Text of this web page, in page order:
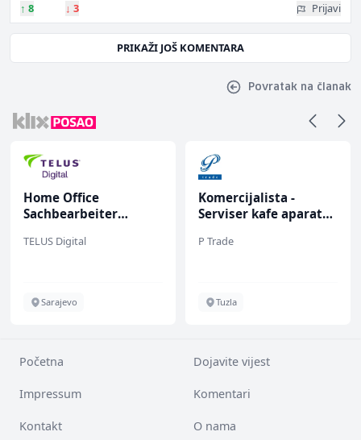
↑ 8 ↓ 3 Prijavi
PRIKAŽI JOŠ KOMENTARA
Povratak na članak
Home Office
Sachbearbeiter
bekannten deutschen
TELUS Digital
Sarajevo
Komercijalista -
Serviser kafe aparata
P Trade
Tuzla
Početna Dojavite vijest
Impressum Komentari
Kontakt O nama